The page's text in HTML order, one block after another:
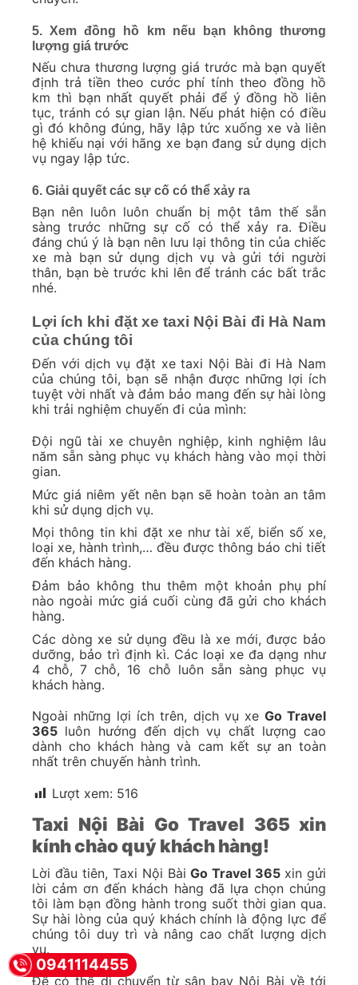
5. Xem đồng hồ km nếu bạn không thương
lượng giá trước
Nếu chưa thương lượng giá trước mà bạn quyết
định trả tiền theo cước phí tính theo đồng hồ
km thì bạn nhất quyết phải để ý đồng hồ liên
tục, tránh có sự gian lận. Nếu phát hiện có điều
gì đó không đúng, hãy lập tức xuống xe và liên
hệ khiếu nại với hãng xe bạn đang sử dụng dịch
vụ ngay lập tức.
6. Giải quyết các sự cố có thể xảy ra
Bạn nên luôn luôn chuẩn bị một tâm thế sẵn
sàng trước những sự cố có thể xảy ra. Điều
đáng chú ý là bạn nên lưu lại thông tin của chiếc
xe mà bạn sử dụng dịch vụ và gửi tới người
thân, bạn bè trước khi lên để tránh các bất trắc
nhé.
Lợi ích khi đặt xe taxi Nội Bài đi Hà Nam
của chúng tôi
Đến với dịch vụ đặt xe taxi Nội Bài đi Hà Nam
của chúng tôi, bạn sẽ nhận được những lợi ích
tuyệt vời nhất và đảm bảo mang đến sự hài lòng
khi trải nghiệm chuyến đi của mình:
Đội ngũ tài xe chuyên nghiệp, kinh nghiệm lâu
năm sẵn sàng phục vụ khách hàng vào mọi thời
gian.
Mức giá niêm yết nên bạn sẽ hoàn toàn an tâm
khi sử dụng dịch vụ.
Mọi thông tin khi đặt xe như tài xế, biển số xe,
loại xe, hành trình,… đều được thông báo chi tiết
đến khách hàng.
Đảm bảo không thu thêm một khoản phụ phí
nào ngoài mức giá cuối cùng đã gửi cho khách
hàng.
Các dòng xe sử dụng đều là xe mới, được bảo
dưỡng, bảo trì định kì. Các loại xe đa dạng như
4 chỗ, 7 chỗ, 16 chỗ luôn sẵn sàng phục vụ
khách hàng.
Ngoài những lợi ích trên, dịch vụ xe Go Travel
365 luôn hướng đến dịch vụ chất lượng cao
dành cho khách hàng và cam kết sự an toàn
nhất trên chuyến hành trình.
Lượt xem: 516
Taxi Nội Bài Go Travel 365 xin
kính chào quý khách hàng!
Lời đầu tiên, Taxi Nội BàiGo Travel 365 xin gửi
lời cảm ơn đến khách hàng đã lựa chọn chúng
tôi làm bạn đồng hành trong suốt thời gian qua.
Sự hài lòng của quý khách chính là động lực để
chúng tôi duy trì và nâng cao chất lượng dịch
vụ.
Để có thể di chuyển từ sân bay Nội Bài về tới
0941114455